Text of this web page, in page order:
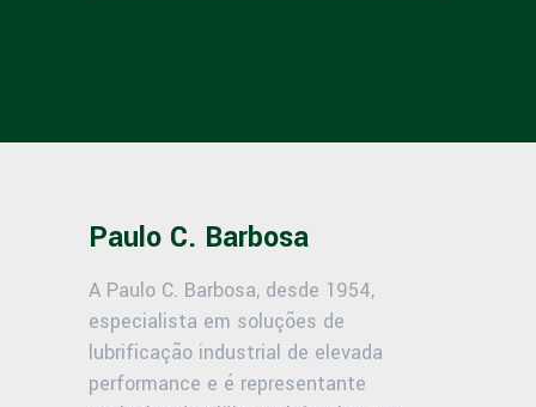
Paulo C. Barbosa
A Paulo C. Barbosa, desde 1954,
especialista em soluções de
lubrificação industrial de elevada
performance e é representante